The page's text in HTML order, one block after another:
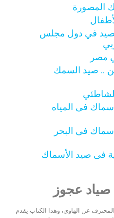
المصورة
في دول مجلس
مصر
.. صيد السمك
فى المياه
فى البحر
فى صيد الأسماك
عجوز
عن الهاوي، وهذا الكتاب يقدم